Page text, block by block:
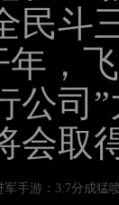
民斗
年，
公司
会取
军手游：3:7分成猛